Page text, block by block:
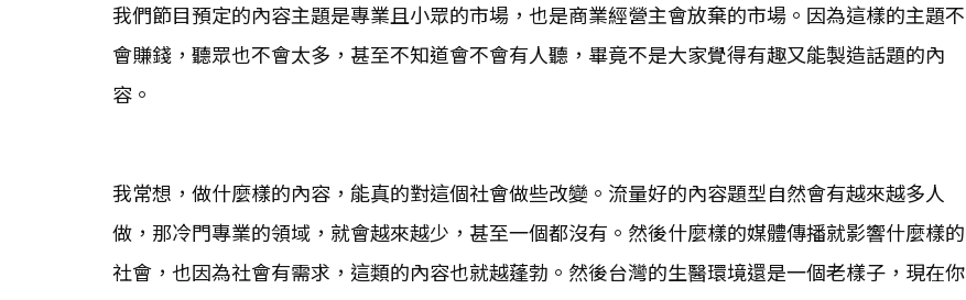
我們節目預定的內容主題是專業且小眾的市場，也是商業經營主會放棄的市場。因為這樣的主題不
會賺錢，聽眾也不會太多，甚至不知道會不會有人聽，畢竟不是大家覺得有趣又能製造話題的內
容。
我常想，做什麼樣的內容，能真的對這個社會做些改變。流量好的內容題型自然會有越來越多人
做，那冷門專業的領域，就會越來越少，甚至一個都沒有。然後什麼樣的媒體傳播就影響什麼樣的
社會，也因為社會有需求，這類的內容也就越蓬勃。然後台灣的生醫環境還是一個老樣子，現在你